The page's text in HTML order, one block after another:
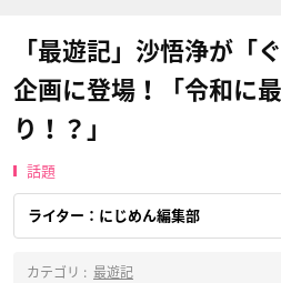
「最遊記」沙悟浄が「
企画に登場！「令和に
り！？」
話題
ライター：にじめん編集部
カテゴリ : 最遊記